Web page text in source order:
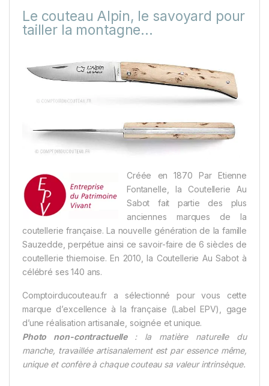
Le couteau Alpin, le savoyard pour
tailler la montagne…
Créée en 1870 Par Etienne
Fontanelle, la Coutellerie Au
Sabot fait partie des plus
anciennes marques de la
coutellerie française. La nouvelle génération de la famille
Sauzedde, perpétue ainsi ce savoir-faire de 6 siècles de
coutellerie thiernoise. En 2010, la Coutellerie Au Sabot à
célébré ses 140 ans.
Comptoirducouteau.fr a sélectionné pour vous cette
marque d’excellence à la française (Label EPV), gage
d’une réalisation artisanale, soignée et unique.
Photo non-contractuelle : la matière naturelle du
manche, travaillée artisanalement est par essence même,
unique et confère à chaque couteau sa valeur intrinsèque.